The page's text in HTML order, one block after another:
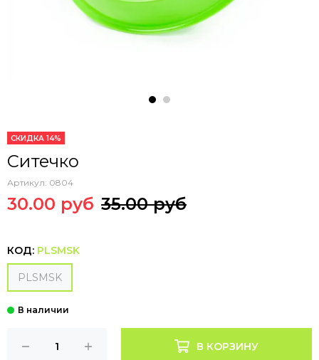
СКИДКА 14%
Ситечко
Артикул: 0804
30.00 руб 35.00 руб
КОД: PLSMSK
PLSMSK
В КОРЗИНУ